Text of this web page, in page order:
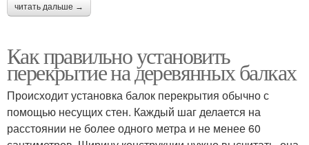
читать дальше →
Как правильно установить
перекрытие на деревянных балках
Происходит установка балок перекрытия обычно с
помощью несущих стен. Каждый шаг делается на
расстоянии не более одного метра и не менее 60